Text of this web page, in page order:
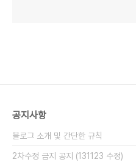
공지사항
블로그 소개 및 간단한 규칙
2차수정 금지 공지 (131123 수정)